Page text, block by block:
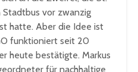
vor zwanzig
hatte. Aber die Idee ist
funktioniert seit 20
heute bestätigte. Markus
für nachhaltige